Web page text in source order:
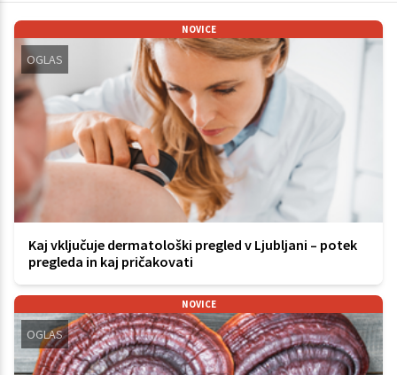
NOVICE
OGLAS
Kaj vključuje dermatološki pregled v Ljubljani – potek
pregleda in kaj pričakovati
NOVICE
OGLAS